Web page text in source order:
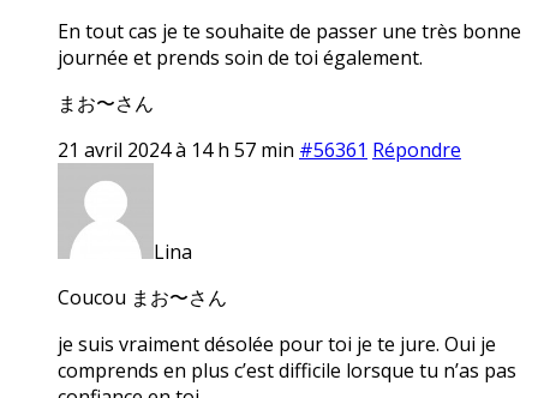
En tout cas je te souhaite de passer une très bonne
journée et prends soin de toi également.
まお〜さん
21 avril 2024 à 14 h 57 min #56361 Répondre
Lina
Coucou まお〜さん
je suis vraiment désolée pour toi je te jure. Oui je
comprends en plus c’est difficile lorsque tu n’as pas